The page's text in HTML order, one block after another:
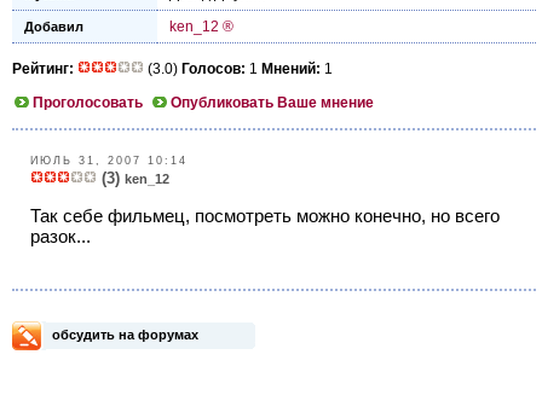
Добавил ken_12 ®
Рейтинг: (3.0) Голосов: 1 Мнений: 1
Проголосовать
Опубликовать Ваше мнение
ИЮЛЬ 31, 2007 10:14
(3) ken_12
Так себе фильмец, посмотреть можно конечно, но всего
разок...
обсудить на форумах